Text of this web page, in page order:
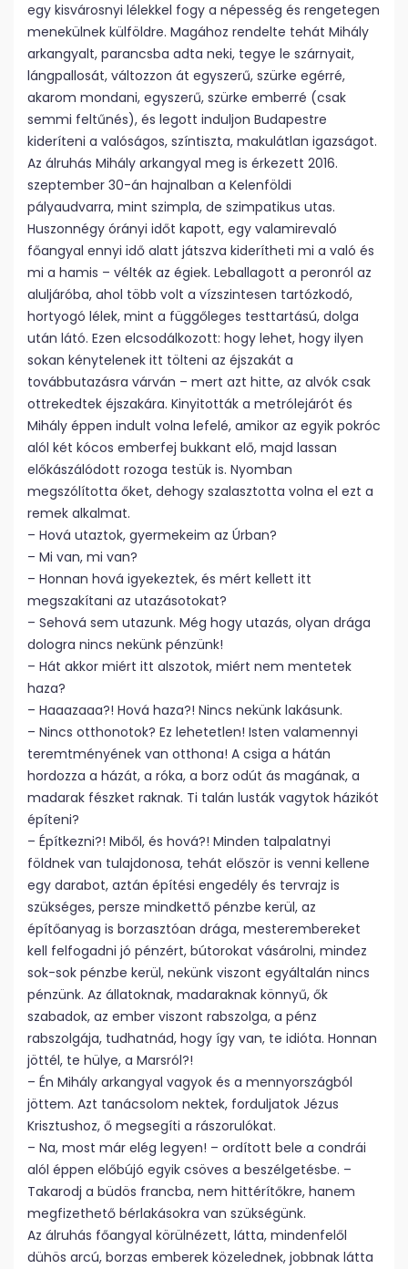
egy kisvárosnyi lélekkel fogy a népesség és rengetegen
menekülnek külföldre. Magához rendelte tehát Mihály
arkangyalt, parancsba adta neki, tegye le szárnyait,
lángpallosát, változzon át egyszerű, szürke egérré,
akarom mondani, egyszerű, szürke emberré (csak
semmi feltűnés), és legott induljon Budapestre
kideríteni a valóságos, színtiszta, makulátlan igazságot.
Az álruhás Mihály arkangyal meg is érkezett 2016.
szeptember 30-án hajnalban a Kelenföldi
pályaudvarra, mint szimpla, de szimpatikus utas.
Huszonnégy órányi időt kapott, egy valamirevaló
főangyal ennyi idő alatt játszva kiderítheti mi a való és
mi a hamis – vélték az égiek. Leballagott a peronról az
aluljáróba, ahol több volt a vízszintesen tartózkodó,
hortyogó lélek, mint a függőleges testtartású, dolga
után látó. Ezen elcsodálkozott: hogy lehet, hogy ilyen
sokan kénytelenek itt tölteni az éjszakát a
továbbutazásra várván – mert azt hitte, az alvók csak
ottrekedtek éjszakára. Kinyitották a metrólejárót és
Mihály éppen indult volna lefelé, amikor az egyik pokróc
alól két kócos emberfej bukkant elő, majd lassan
előkászálódott rozoga testük is. Nyomban
megszólította őket, dehogy szalasztotta volna el ezt a
remek alkalmat.
– Hová utaztok, gyermekeim az Úrban?
– Mi van, mi van?
– Honnan hová igyekeztek, és mért kellett itt
megszakítani az utazásotokat?
– Sehová sem utazunk. Még hogy utazás, olyan drága
dologra nincs nekünk pénzünk!
– Hát akkor miért itt alszotok, miért nem mentetek
haza?
– Haaazaaa?! Hová haza?! Nincs nekünk lakásunk.
– Nincs otthonotok? Ez lehetetlen! Isten valamennyi
teremtményének van otthona! A csiga a hátán
hordozza a házát, a róka, a borz odút ás magának, a
madarak fészket raknak. Ti talán lusták vagytok házikót
építeni?
– Építkezni?! Miből, és hová?! Minden talpalatnyi
földnek van tulajdonosa, tehát először is venni kellene
egy darabot, aztán építési engedély és tervrajz is
szükséges, persze mindkettő pénzbe kerül, az
építőanyag is borzasztóan drága, mesterembereket
kell felfogadni jó pénzért, bútorokat vásárolni, mindez
sok-sok pénzbe kerül, nekünk viszont egyáltalán nincs
pénzünk. Az állatoknak, madaraknak könnyű, ők
szabadok, az ember viszont rabszolga, a pénz
rabszolgája, tudhatnád, hogy így van, te idióta. Honnan
jöttél, te hülye, a Marsról?!
– Én Mihály arkangyal vagyok és a mennyországból
jöttem. Azt tanácsolom nektek, forduljatok Jézus
Krisztushoz, ő megsegíti a rászorulókat.
– Na, most már elég legyen! – ordított bele a condrái
alól éppen előbújó egyik csöves a beszélgetésbe. –
Takarodj a büdös francba, nem hittérítőkre, hanem
megfizethető bérlakásokra van szükségünk.
Az álruhás főangyal körülnézett, látta, mindenfelől
dühös arcú, borzas emberek közelednek, jobbnak látta